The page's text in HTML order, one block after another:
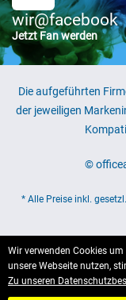
wir@facebook
Jetzt Fan werden
Die aufgeführten
der jeweiligen
©
* Alle Preise inkl.
Wir verwenden Cookies
unsere Webseite nutzen,
Zu unseren